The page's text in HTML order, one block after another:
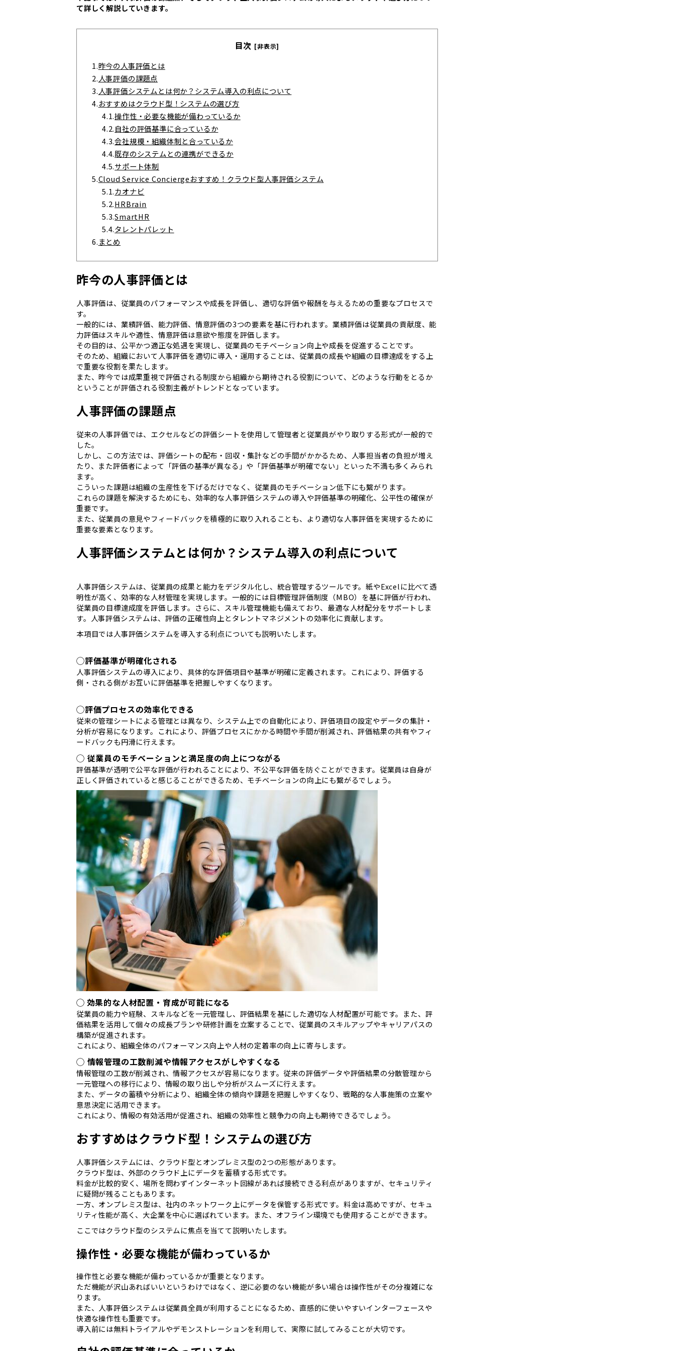
て詳しく解説していきます。
目次 [非表示]
1.昨今の人事評価とは
2. 人事評価の課題点
3. 人事評価システムとは何か？システム導入の利点について
4.おすすめはクラウド型！システムの選び方
4.1.操作性・必要な機能が備わっているか
4.2.自社の評価基準に合っているか
4.3.会社規模・組織体制と合っているか
4.4.既存のシステムとの連携ができるか
4.5.サポート体制
5.Cloud Service Conciergeおすすめ！クラウド型人事評価システム
5.1.カオナビ
5.2.HRBrain
5.3.SmartHR
5.4.タレントパレット
6.まとめ
昨今の人事評価とは
人事評価は、従業員のパフォーマンスや成長を評価し、適切な評価や報酬を与えるための重要なプロセスで
す。
一般的には、業績評価、能力評価、情意評価の3つの要素を基に行われます。業績評価は従業員の貢献度、能
力評価はスキルや適性、情意評価は意欲や態度を評価します。
その目的は、公平かつ適正な処遇を実現し、従業員のモチベーション向上や成長を促進することです。
そのため、組織において人事評価を適切に導入・運用することは、従業員の成長や組織の目標達成をする上
で重要な役割を果たします。
また、昨今では成果重視で評価される制度から組織から期待される役割について、どのような行動をとるか
ということが評価される役割主義がトレンドとなっています。
人事評価の課題点
従来の人事評価では、エクセルなどの評価シートを使用して管理者と従業員がやり取りする形式が一般的で
した。
しかし、この方法では、評価シートの配布・回収・集計などの手間がかかるため、人事担当者の負担が増え
たり、また評価者によって「評価の基準が異なる」や「評価基準が明確でない」といった不満も多くみられ
ます。
こういった課題は組織の生産性を下げるだけでなく、従業員のモチベーション低下にも繋がります。
これらの課題を解決するためにも、効率的な人事評価システムの導入や評価基準の明確化、公平性の確保が
重要です。
また、従業員の意見やフィードバックを積極的に取り入れることも、より適切な人事評価を実現するために
重要な要素となります。
人事評価システムとは何か？システム導入の利点について
人事評価システムは、従業員の成果と能力をデジタル化し、統合管理するツールです。紙やExcelに比べて透
明性が高く、効率的な人材管理を実現します。一般的には目標管理評価制度（MBO）を基に評価が行われ、
従業員の目標達成度を評価します。さらに、スキル管理機能も備えており、最適な人材配分をサポートしま
す。人事評価システムは、評価の正確性向上とタレントマネジメントの効率化に貢献します。
本項目では人事評価システムを導入する利点についても説明いたします。
◯評価基準が明確化される
人事評価システムの導入により、具体的な評価項目や基準が明確に定義されます。これにより、評価する
側・される側がお互いに評価基準を把握しやすくなります。
◯評価プロセスの効率化できる
従来の管理シートによる管理とは異なり、システム上での自動化により、評価項目の設定やデータの集計・
分析が容易になります。これにより、評価プロセスにかかる時間や手間が削減され、評価結果の共有やフィ
ードバックも円滑に行えます。
◯ 従業員のモチベーションと満足度の向上につながる
評価基準が透明で公平な評価が行われることにより、不公平な評価を防ぐことができます。従業員は自身が
正しく評価されていると感じることができるため、モチベーションの向上にも繋がるでしょう。
◯ 効果的な人材配置・育成が可能になる
従業員の能力や経験、スキルなどを一元管理し、評価結果を基にした適切な人材配置が可能です。また、評
価結果を活用して個々の成長プランや研修計画を立案することで、従業員のスキルアップやキャリアパスの
構築が促進されます。
これにより、組織全体のパフォーマンス向上や人材の定着率の向上に寄与します。
◯ 情報管理の工数削減や情報アクセスがしやすくなる
情報管理の工数が削減され、情報アクセスが容易になります。従来の評価データや評価結果の分散管理から
一元管理への移行により、情報の取り出しや分析がスムーズに行えます。
また、データの蓄積や分析により、組織全体の傾向や課題を把握しやすくなり、戦略的な人事施策の立案や
意思決定に活用できます。
これにより、情報の有効活用が促進され、組織の効率性と競争力の向上も期待できるでしょう。
おすすめはクラウド型！システムの選び方
人事評価システムには、クラウド型とオンプレミス型の2つの形態があります。
クラウド型は、外部のクラウド上にデータを蓄積する形式です。
料金が比較的安く、場所を問わずインターネット回線があれば接続できる利点がありますが、セキュリティ
に疑問が残ることもあります。
一方、オンプレミス型は、社内のネットワーク上にデータを保管する形式です。料金は高めですが、セキュ
リティ性能が高く、大企業を中心に選ばれています。また、オフライン環境でも使用することができます。
ここではクラウド型のシステムに焦点を当てて説明いたします。
操作性・必要な機能が備わっているか
操作性と必要な機能が備わっているかが重要となります。
ただ機能が沢山あればいいというわけではなく、逆に必要のない機能が多い場合は操作性がその分複雑にな
ります。
また、人事評価システムは従業員全員が利用することになるため、直感的に使いやすいインターフェースや
快適な操作性も重要です。
導入前には無料トライアルやデモンストレーションを利用して、実際に試してみることが大切です。